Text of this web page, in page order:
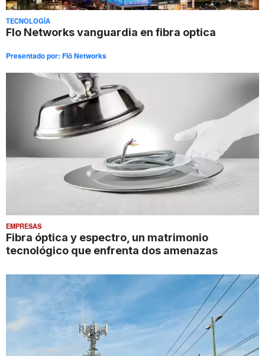
TECNOLOGÍA
Flo Networks vanguardia en fibra optica
Presentado por: Flō Networks
EMPRESAS
Fibra óptica y espectro, un matrimonio
tecnológico que enfrenta dos amenazas